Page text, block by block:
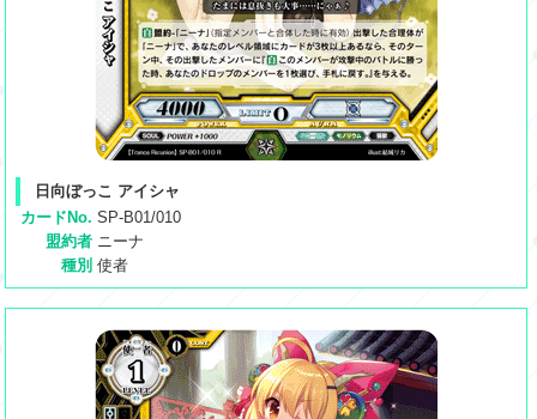
日向ぼっこ アイシャ
カードNo. SP-B01/010
盟約者 ニーナ
種別 使者